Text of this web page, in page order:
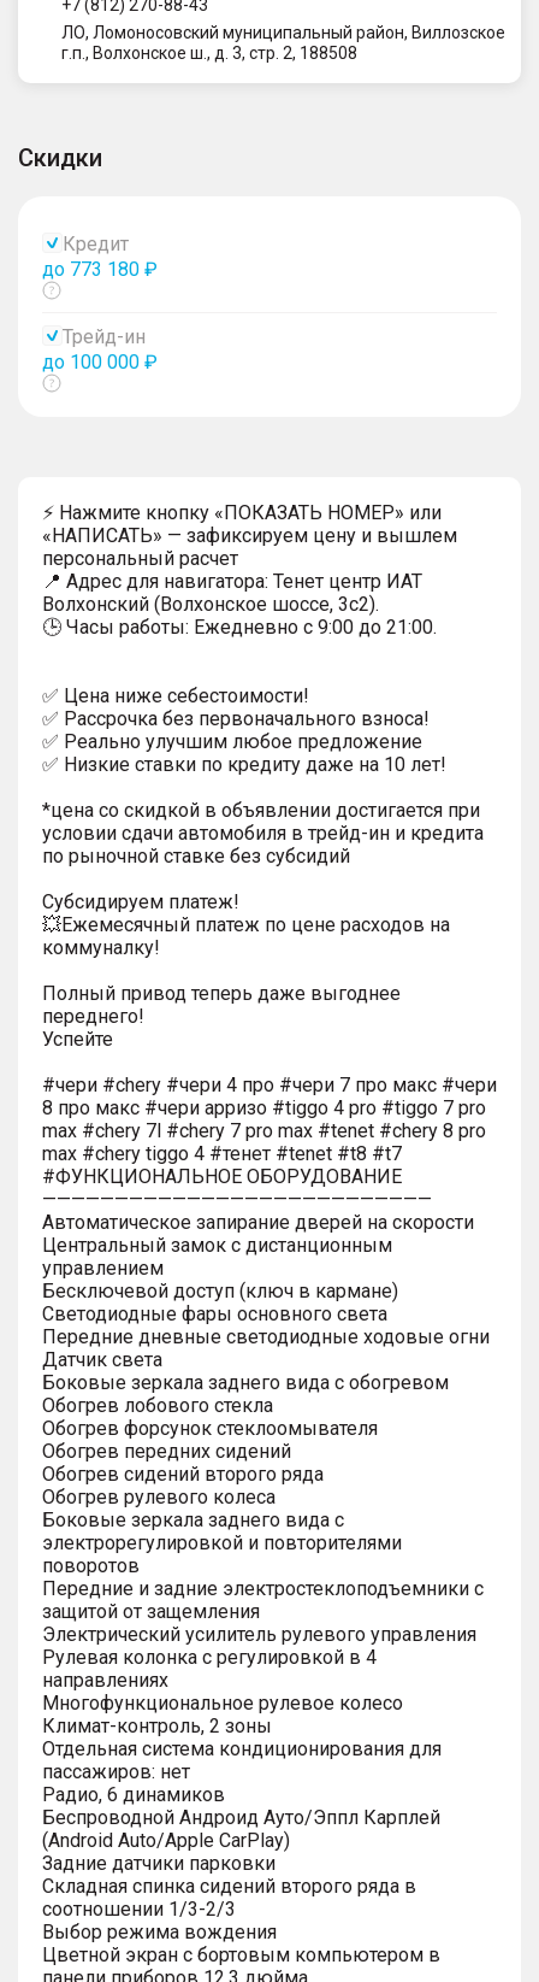
+7 (812) 270-88-43
ЛО, Ломоносовский муниципальный район, Виллозское
г.п., Волхонское ш., д. 3, стр. 2, 188508
Скидки
Кредит
до 773 180 ₽
Показать
Трейд-ин
до 100 000 ₽
Показать
⚡ Нажмите кнопку «ПОКАЗАТЬ НОМЕР» или
«НАПИСАТЬ» — зафиксируем цену и вышлем
персональный расчет
📍 Адрес для навигатора: Тенет центр ИАТ
Волхонский (Волхонское шоссе, 3с2).
🕒 Часы работы: Ежедневно с 9:00 до 21:00.
✅ Цена ниже себестоимости!
✅ Рассрочка без первоначального взноса!
✅ Реально улучшим любое предложение
✅ Низкие ставки по кредиту даже на 10 лет!
*цена со скидкой в объявлении достигается при
условии сдачи автомобиля в трейд-ин и кредита
по рыночной ставке без субсидий
Субсидируем платеж!
💥Ежемесячный платеж по цене расходов на
коммуналку!
Полный привод теперь даже выгоднее
переднего!
Успейте
#чери #chery #чери 4 про #чери 7 про макс #чери
8 про макс #чери арризо #tiggo 4 pro #tiggo 7 pro
max #chery 7l #chery 7 pro max #tenet #chery 8 pro
max #chery tiggo 4 #тенет #tenet #t8 #t7
#ФУНКЦИОНАЛЬНОЕ ОБОРУДОВАНИЕ
———————————————————————————
Автоматическое запирание дверей на скорости
Центральный замок с дистанционным
управлением
Бесключевой доступ (ключ в кармане)
Светодиодные фары основного света
Передние дневные светодиодные ходовые огни
Датчик света
Боковые зеркала заднего вида с обогревом
Обогрев лобового стекла
Обогрев форсунок стеклоомывателя
Обогрев передних сидений
Обогрев сидений второго ряда
Обогрев рулевого колеса
Боковые зеркала заднего вида с
электрорегулировкой и повторителями
поворотов
Передние и задние электростеклоподъемники с
защитой от защемления
Электрический усилитель рулевого управления
Рулевая колонка с регулировкой в 4
направлениях
Многофункциональное рулевое колесо
Климат-контроль, 2 зоны
Отдельная система кондиционирования для
пассажиров: нет
Радио, 6 динамиков
Беспроводной Андроид Ауто/Эппл Карплей
(Android Auto/Apple CarPlay)
Задние датчики парковки
Складная спинка сидений второго ряда в
соотношении 1/3-2/3
Выбор режима вождения
Цветной экран с бортовым компьютером в
панели приборов 12.3 дюйма